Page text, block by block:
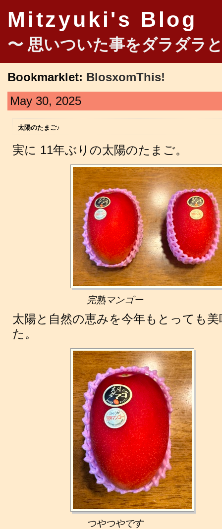
Mitzyuki's Blog
〜 思いついた事をダラダラ
Bookmarklet: BlosxomThis!
May 30, 2025
太陽のたまご♪
実に 11年ぶりの太陽のたまご。
完熟マンゴー
太陽と自然の恵みを今年もとっても
た。
つやつやです